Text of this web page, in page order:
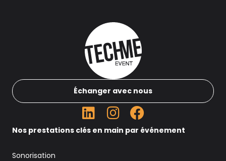
Échanger avec nous
Nos prestations clés en main par événement
Sonorisation